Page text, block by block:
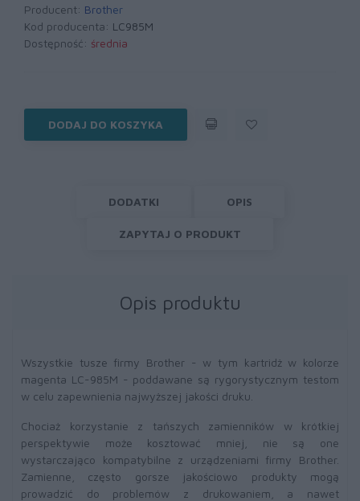
Producent: Brother
Kod producenta: LC985M
Dostępność: średnia
DODAJ DO KOSZYKA
DODATKI OPIS
ZAPYTAJ O PRODUKT
Opis produktu
Wszystkie tusze firmy Brother - w tym kartridż w kolorze
magenta LC-985M - poddawane są rygorystycznym testom
w celu zapewnienia najwyższej jakości druku.
Chociaż korzystanie z tańszych zamienników w krótkiej
perspektywie może kosztować mniej, nie są one
wystarczająco kompatybilne z urządzeniami firmy Brother.
Zamienne, często gorsze jakościowo produkty mogą
prowadzić do problemów z drukowaniem, a nawet